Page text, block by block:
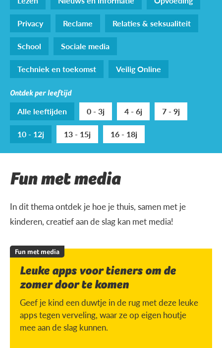
Privacy
Reclame
Relaties & seksualiteit
School
Sociale media
Techniek en toekomst
Veilig Online
Ontdek per leeftijd
Alle leeftijden 0 - 3j 4 - 6j
7 - 9j
10 - 12j
13 - 15j 16 - 18j
Fun met media
In dit thema ontdek je hoe je thuis, samen met je
kinderen, creatief aan de slag kan met media!
Fun met media
Leuke apps voor tieners om de
zomer door te komen
Geef je kind een duwtje in de rug met deze leuke
apps tegen verveling, waar ze op eigen houtje
mee aan de slag kunnen.